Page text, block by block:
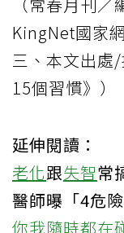
KingNet國家
三、本文出處
15個習慣》）
延伸閱讀：
老化跟失智常
醫師曝「4危險
你我隨時都在